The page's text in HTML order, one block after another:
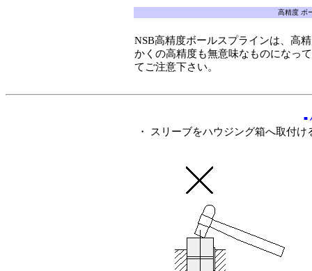
高精度 ボ
NSB高精度ボールスプラインは、高
かくの高精度も無意味なものになっ
てご注意下さい。
■
・ スリーブをハウジング箱へ取付